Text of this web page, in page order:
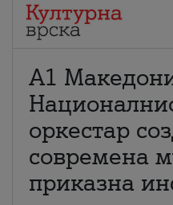
А1
оркестар
современа
приказна